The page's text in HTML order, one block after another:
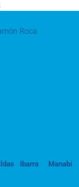
Roca
Ibarra
Manabí